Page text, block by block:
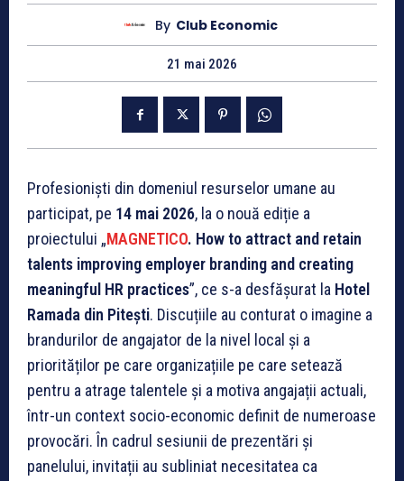
By Club Economic
21 mai 2026
Profesioniști din domeniul resurselor umane au
participat, pe 14 mai 2026, la o nouă ediție a
proiectului „MAGNETICO. How to attract and retain
talents improving employer branding and creating
meaningful HR practices”, ce s-a desfășurat la Hotel
Ramada din Pitești. Discuțiile au conturat o imagine a
brandurilor de angajator de la nivel local și a
priorităților pe care organizațiile pe care setează
pentru a atrage talentele și a motiva angajații actuali,
într-un context socio-economic definit de numeroase
provocări. În cadrul sesiunii de prezentări și
panelului, invitații au subliniat necesitatea ca